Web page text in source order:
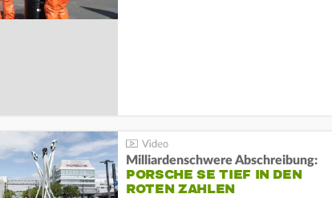
Milliardenschwere Abschreibung:
PORSCHE SE TIEF IN DEN
ROTEN ZAHLEN